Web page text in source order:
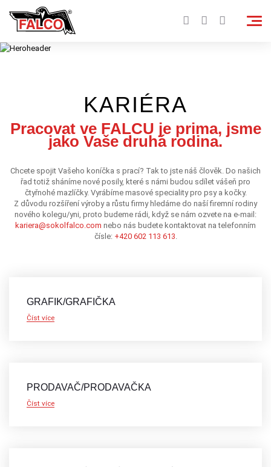
KARIÉRA
Pracovat ve FALCU je prima, jsme
jako Vaše druhá rodina.
Chcete spojit Vašeho koníčka s prací? Tak to jste náš člověk. Do našich
řad totiž sháníme nové posily, které s námi budou sdílet vášeň pro
čtyřnohé mazlíčky. Vyrábíme masové speciality pro psy a kočky.
Z důvodu rozšíření výroby a růstu firmy hledáme do naší firemní rodiny
nového kolegu/yni, proto budeme rádi, když se nám ozvete na e-mail:
kariera@sokolfalco.com nebo nás budete kontaktovat na telefonním
čísle: +420 602 113 613.
GRAFIK/GRAFIČKA
Číst více
PRODAVAČ/PRODAVAČKA
Číst více